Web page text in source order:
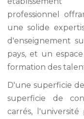
professionnel
une solide
d'enseignement
pays, et un
formation des
D'une superficie
superficie de
carrés,
l'université